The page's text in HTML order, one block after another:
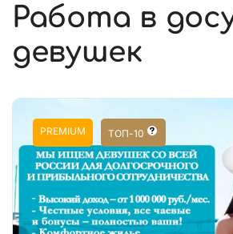
Работа в
девушек
PREMIUM ТОП-10